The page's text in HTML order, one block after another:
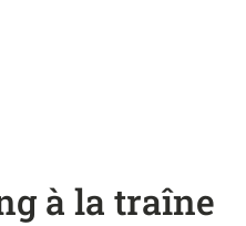
à la traîne